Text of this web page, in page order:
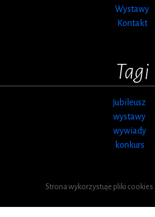
Wystawy
Kontakt
Tagi
jubileusz
wystawy
wywiady
konkurs
Strona wykorzystuje pliki cookies.